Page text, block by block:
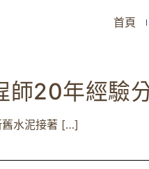
首頁
師20年經驗
舊水泥接著 […]